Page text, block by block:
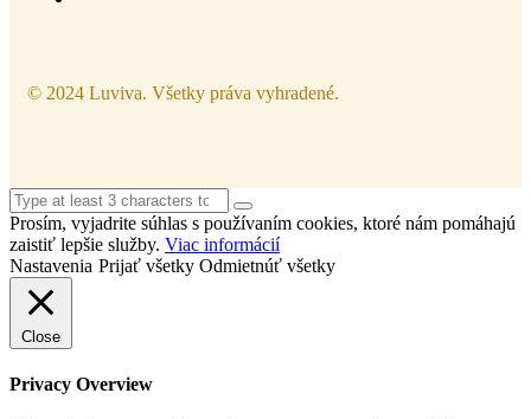
© 2024 Luviva. Všetky práva vyhradené.
Prosím, vyjadrite súhlas s používaním cookies, ktoré nám pomáhajú
zaistiť lepšie služby. Viac informácií
Nastavenia Prijať všetky Odmietnúť všetky
Close
Privacy Overview